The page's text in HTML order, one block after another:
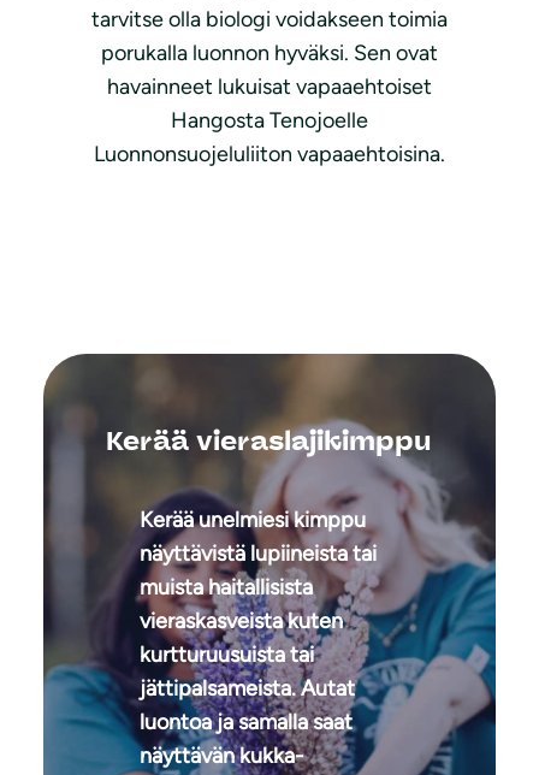
tarvitse olla biologi voidakseen toimia
porukalla luonnon hyväksi. Sen ovat
havainneet lukuisat vapaaehtoiset
Hangosta Tenojoelle
Luonnonsuojeluliiton vapaaehtoisina.
Kerää vieraslajikimppu
Kerää unelmiesi kimppu
näyttävistä lupiineista tai
muista haitallisista
vieraskasveista kuten
kurtturuusuista tai
jättipalsameista. Autat
luontoa ja samalla saat
näyttävän kukka-